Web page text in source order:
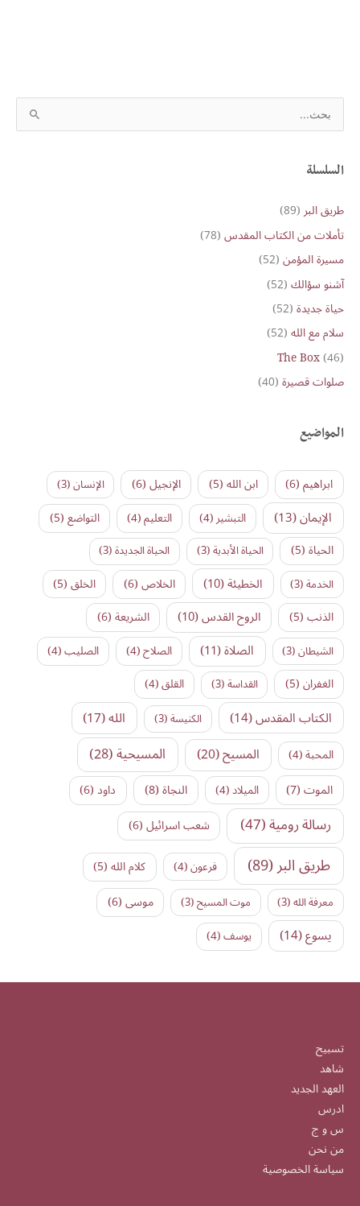
e
r
h
f
o
r
:
السلسلة
طريق البر(89)
تأملات من الكتاب المقدس(78)
مسيرة المؤمن(52)
آشنو سؤالك(52)
حياة جديدة(52)
سلام مع الله(52)
The Box(46)
صلوات قصيرة(40)
المواضيع
ابراهيم(6) ابن الله(5) الإنجيل(6) الإنسان(3)
الإيمان(13) التبشير(4) التعليم(4) التواضع(5)
الحياة(5) الحياة الأبدية(3) الحياة الجديدة(3)
الخدمة(3) الخطيئة(10) الخلاص(6) الخلق(5)
الذنب(5) الروح القدس(10) الشريعة(6)
الشيطان(3) الصلاة(11) الصلاح(4) الصليب(4)
الغفران(5) القداسة(3) القلق(4)
الكتاب المقدس(14) الكنيسة(3) الله(17)
المحبة(4) المسيح(20) المسيحية(28)
الموت(7) الميلاد(4) النجاة(8) داود(6)
رسالة رومية(47) شعب اسرائيل(6)
طريق البر(89) فرعون(4) كلام الله(5)
معرفة الله(3) موت المسيح(3) موسى(6)
يسوع(14) يوسف(4)
تسبيح
شاهد
العهد الجديد
ادرس
س و ج
من نحن
سياسة الخصوصية